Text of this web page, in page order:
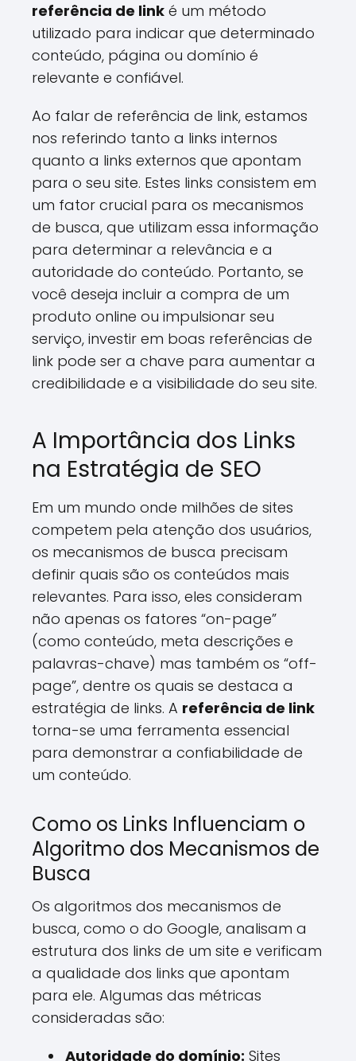
referência de link é um método
utilizado para indicar que determinado
conteúdo, página ou domínio é
relevante e confiável.
Ao falar de referência de link, estamos
nos referindo tanto a links internos
quanto a links externos que apontam
para o seu site. Estes links consistem em
um fator crucial para os mecanismos
de busca, que utilizam essa informação
para determinar a relevância e a
autoridade do conteúdo. Portanto, se
você deseja incluir a compra de um
produto online ou impulsionar seu
serviço, investir em boas referências de
link pode ser a chave para aumentar a
credibilidade e a visibilidade do seu site.
A Importância dos Links
na Estratégia de SEO
Em um mundo onde milhões de sites
competem pela atenção dos usuários,
os mecanismos de busca precisam
definir quais são os conteúdos mais
relevantes. Para isso, eles consideram
não apenas os fatores “on-page”
(como conteúdo, meta descrições e
palavras-chave) mas também os “off-
page”, dentre os quais se destaca a
estratégia de links. A referência de link
torna-se uma ferramenta essencial
para demonstrar a confiabilidade de
um conteúdo.
Como os Links Influenciam o
Algoritmo dos Mecanismos de
Busca
Os algoritmos dos mecanismos de
busca, como o do Google, analisam a
estrutura dos links de um site e verificam
a qualidade dos links que apontam
para ele. Algumas das métricas
consideradas são:
Autoridade do domínio: Sites